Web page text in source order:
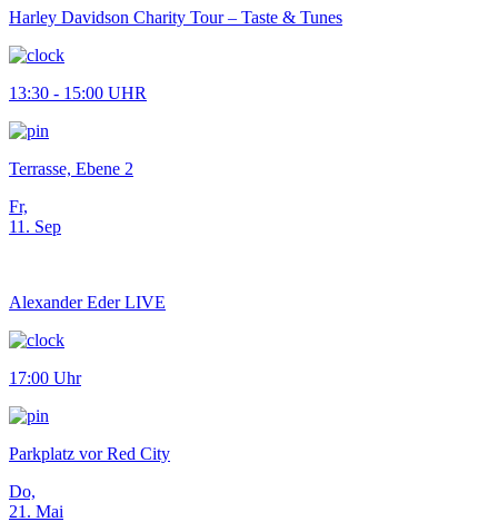
Harley Davidson Charity Tour – Taste & Tunes
13:30 - 15:00 UHR
Terrasse, Ebene 2
Fr,
11. Sep
Alexander Eder LIVE
17:00 Uhr
Parkplatz vor Red City
Do,
21. Mai